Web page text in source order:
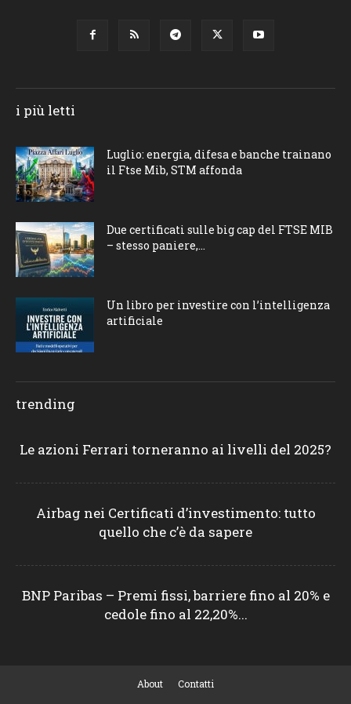
i più letti
Luglio: energia, difesa e banche trainano
il Ftse Mib, STM affonda
Due certificati sulle big cap del FTSE MIB
– stesso paniere,...
Un libro per investire con l’intelligenza
artificiale
trending
Le azioni Ferrari torneranno ai livelli del 2025?
Airbag nei Certificati d’investimento: tutto
quello che c’è da sapere
BNP Paribas – Premi fissi, barriere fino al 20% e
cedole fino al 22,20%...
About Contatti